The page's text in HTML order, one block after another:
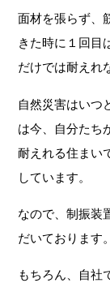
面材を張らず、
きた時に１回目
だけでは耐えれ
自然災害はいつ
は今、自分たち
耐えれる住まい
しています。
なので、制振装
だいております。
もちろん、自社